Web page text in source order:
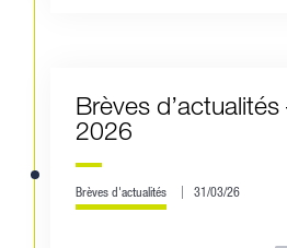
Brèves
2026
Brèves d'actualités 31/03/26